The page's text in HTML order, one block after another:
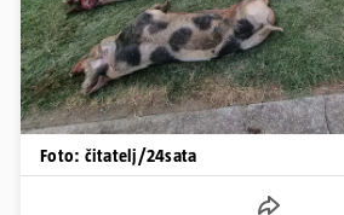
Foto: čitatelj/24sata